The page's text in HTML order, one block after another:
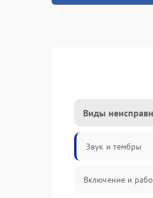
Виды
Звук и тембры
Включение и